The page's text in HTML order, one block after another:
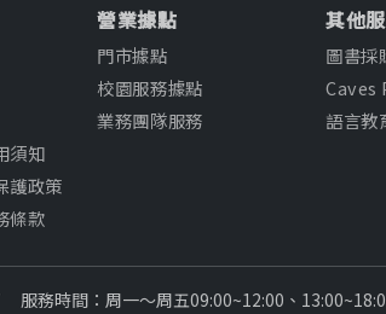
須知
護政策
條款
營業據點
門市據點
校園服務據點
業務團隊服務
其他
圖書採
語言教
服務時間：周一～周五09:00~12:00、